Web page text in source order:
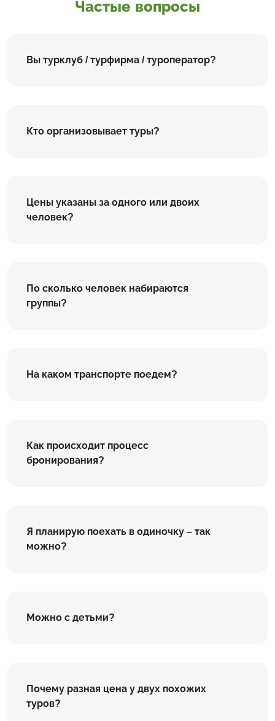
Частые вопросы
Вы турклуб / турфирма / туроператор?
Кто организовывает туры?
Цены указаны за одного или двоих
человек?
По сколько человек набираются
группы?
На каком транспорте поедем?
Как происходит процесс
бронирования?
Я планирую поехать в одиночку – так
можно?
Можно с детьми?
Почему разная цена у двух похожих
туров?